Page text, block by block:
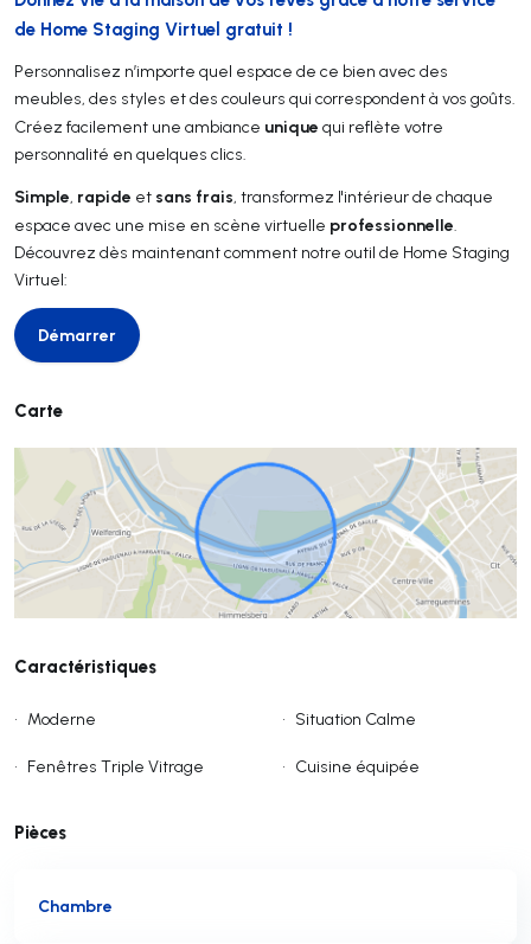
de Home Staging Virtuel gratuit !
Personnalisez n’importe quel espace de ce bien avec des
meubles, des styles et des couleurs qui correspondent à vos goûts.
Créez facilement une ambiance unique qui reflète votre
personnalité en quelques clics.
Simple, rapide et sans frais, transformez l'intérieur de chaque
espace avec une mise en scène virtuelle professionnelle.
Découvrez dès maintenant comment notre outil de Home Staging
Virtuel:
Démarrer
Démarrer
Carte
Caractéristiques
• Moderne • Situation Calme
• Fenêtres Triple Vitrage • Cuisine équipée
Pièces
Chambre